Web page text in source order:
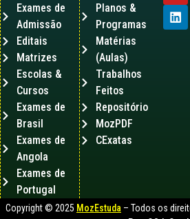
Exames de
Admissão
Editais
Matrizes
Escolas &
Cursos
Exames de
Brasil
Exames de
Angola
Exames de
Portugal
Planos &
Programas
Matérias
(Aulas)
Trabalhos
Feitos
Repositório
MozPDF
CExatas
Copyright © 2025 MozEstuda – Todos os